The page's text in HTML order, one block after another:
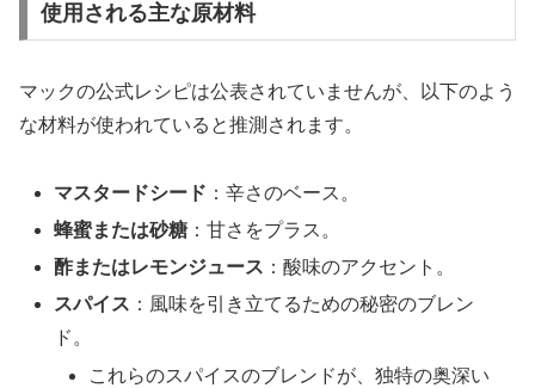
使用される主な原材料
マックの公式レシピは公表されていませんが、以下のよう
な材料が使われていると推測されます。
マスタードシード ：辛さのベース。
蜂蜜または砂糖 ：甘さをプラス。
酢またはレモンジュース ：酸味のアクセント。
スパイス ：風味を引き立てるための秘密のブレン
ド。
これらのスパイスのブレンドが、独特の奥深い